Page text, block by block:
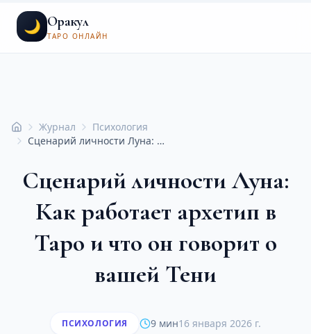
🌙 Оракул
ТАРО ОНЛАЙН
ГлавнаяЖурнал
Психология
Сценарий личности Луна: Как работает архетип в Таро и что он говорит о вашей Тени
Сценарий личности Луна:
Как работает архетип в
Таро и что он говорит о
вашей Тени
ПСИХОЛОГИЯ 9 мин16 января 2026 г.